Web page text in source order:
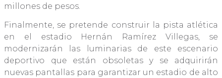
millones de pesos.
Finalmente, se pretende construir la pista atlética
en el estadio Hernán Ramírez Villegas, se
modernizarán las luminarias de este escenario
deportivo que están obsoletas y se adquirirán
nuevas pantallas para garantizar un estadio de alto